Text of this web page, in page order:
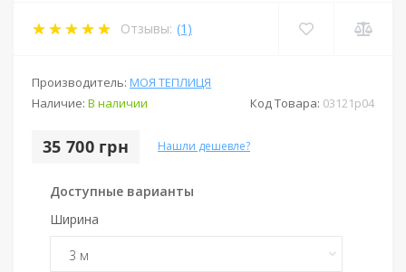
Отзывы: (1)
Производитель: МОЯ ТЕПЛИЦЯ
Код Товара: 03121p04
Наличие: В наличии
35 700 грн Нашли дешевле?
Доступные варианты
Ширина